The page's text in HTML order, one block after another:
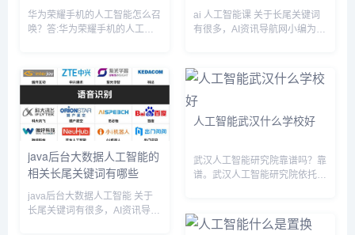
华为荣耀手机的人工智能怎么召
唤？答:华为荣耀手机的人工智
置界面。2、找到并点击“智慧助
手”，之後我们选择进入“智慧语
音”。3、点击“语音唤醒”...
ai 人工智能课 关于长尾关键词
有很多，AI资讯导航网小编为您
工智能课相关长尾关键词有以下
这些： ai人工智能课程全套,ai
人工智...
java后台大数据人工智能的
相关长尾关键词有哪些
java后台大数据人工智能 关于
长尾关键词有很多，AI资讯导航
人工智能武汉什么学校好
武汉人工智能研究院靠谱吗？靠
谱。武汉人工智能研究院依托中
智能研究和成果转化平台，抢占
国际智能科技产业制高点。